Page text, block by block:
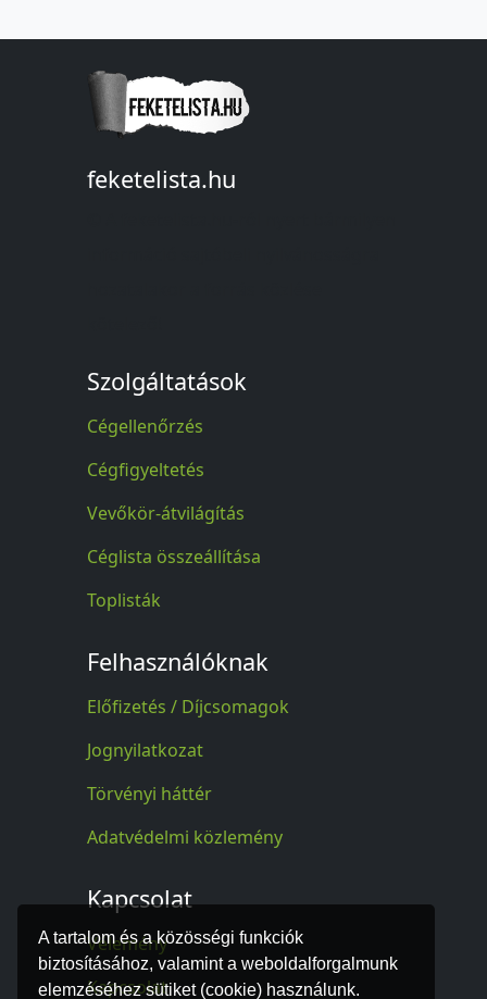
A tartalom és a közösségi funkciók
biztosításához, valamint a weboldalforgalmunk
elemzéséhez sütiket (cookie) használunk.
feketelista.hu
Szolgáltatások
Cégellenőrzés
Cégfigyeltetés
Vevőkör-átvilágítás
Céglista összeállítása
Toplisták
Felhasználóknak
Előfizetés / Díjcsomagok
Jognyilatkozat
Törvényi háttér
Adatvédelmi közlemény
Kapcsolat
Vélemény
Kapcsolat